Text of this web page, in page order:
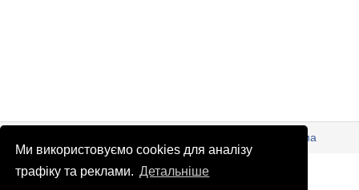
Ми використовуємо cookies для аналізу
трафіку та реклами. Детальніше
Реклама
info@patrioty.org.ua